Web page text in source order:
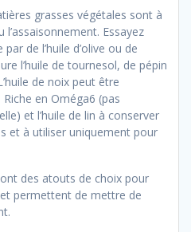
grasses végétales sont à
Essayez
de l’huile d’olive ou de
l’huile de tournesol, de pépin
de noix peut être
en Oméga6 (pas
et l’huile de lin à conserver
et à utiliser uniquement pour
des atouts de choix pour
permettent de mettre de